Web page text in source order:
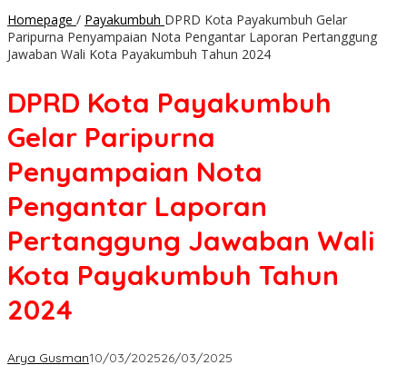
Homepage / Payakumbuh DPRD Kota Payakumbuh Gelar
Paripurna Penyampaian Nota Pengantar Laporan Pertanggung
Jawaban Wali Kota Payakumbuh Tahun 2024
DPRD Kota Payakumbuh
Gelar Paripurna
Penyampaian Nota
Pengantar Laporan
Pertanggung Jawaban Wali
Kota Payakumbuh Tahun
2024
Arya Gusman10/03/202526/03/2025